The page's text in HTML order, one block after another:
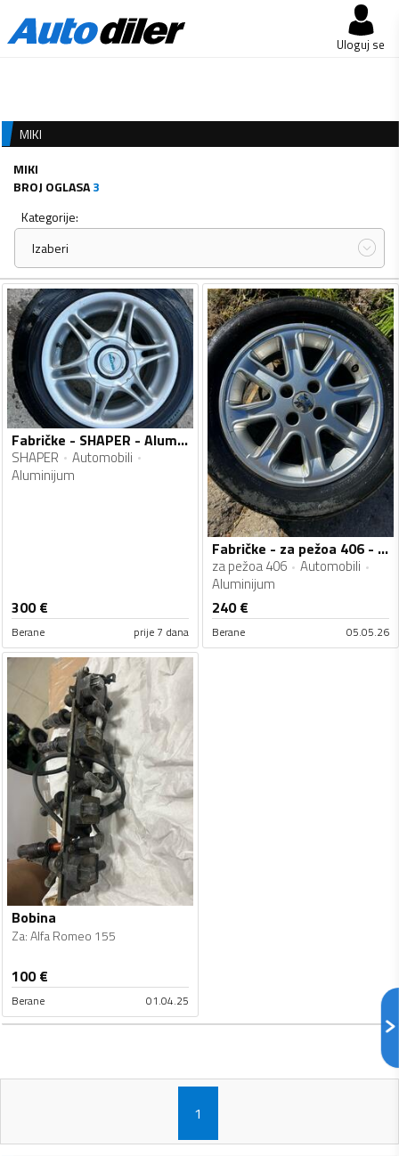
Uloguj se
MIKI
MIKI
BROJ OGLASA3
Kategorije:
Izaberi
Fabričke - SHAPER - Aluminijum felne
SHAPER
Automobili
Aluminijum
300€
Berane prije 7 dana
Fabričke - za pežoa 406 - Aluminijum felne
za pežoa 406
Automobili
Aluminijum
240€
Berane 05.05.26
Bobina
Za:Alfa Romeo 155
100€
Berane 01.04.25
1